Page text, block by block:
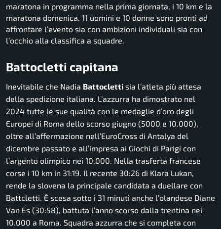
maratona in programma nella prima giornata, i 10 km e la
maratona domenica. 11 uomini e 10 donne sono pronti ad
affrontare l’evento sia con ambizioni individuali sia con
l’occhio alla classifica a squadre.
Battocletti capitana
Inevitabile che Nadia Battocletti sia l’atleta più attesa
della spedizione italiana. L’azzurra ha dimostrato nel
2024 tutte le sue qualità con le medaglie d’oro degli
Europei di Roma dello scorso giugno (5000 e 10.000),
oltre all’affermazione nell’EuroCross di Antalya del
dicembre passato e all’impresa ai Giochi di Parigi con
l’argento olimpico nei 10.000. Nella trasferta francese
corse i 10 km in 31:19. Il recente 30:26 di Klara Lukan,
rende la slovena la principale candidata a duellare con
Battcletti. È scesa sotto i 31 minuti anche l’olandese Diane
Van Es (30:58), battuta l’anno scorso dalla trentina nei
10.000 a Roma. Squadra azzurra che si completa con